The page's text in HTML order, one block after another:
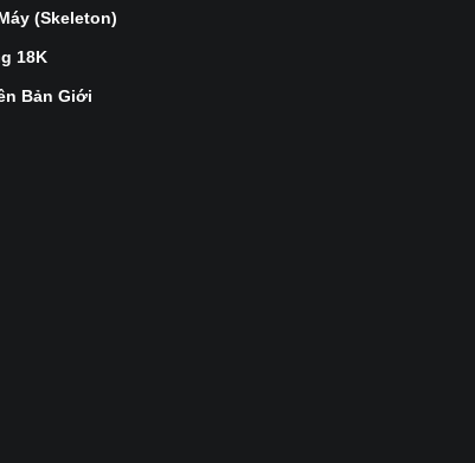
(Skeleton)
18K
Bản Giới